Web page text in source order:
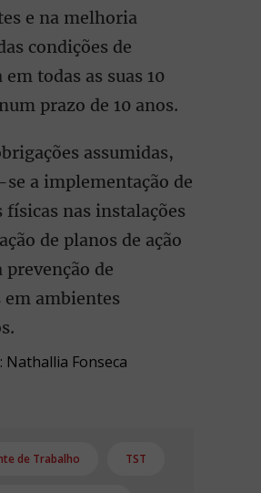
e na melhoria
condições de
em todas as suas 10
prazo de 10 anos.
assumidas,
se a implementação de
nas instalações
de planos de ação
prevenção de
em ambientes
Nathallia Fonseca
de Trabalho TST